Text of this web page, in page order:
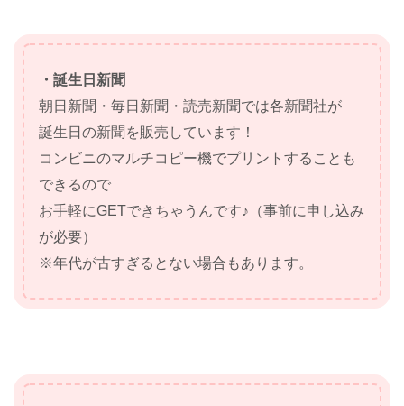
・誕生日新聞
朝日新聞・毎日新聞・読売新聞では各新聞社が
誕生日の新聞を販売しています！
コンビニのマルチコピー機でプリントすることも
できるので
お手軽にGETできちゃうんです♪（事前に申し込み
が必要）
※年代が古すぎるとない場合もあります。